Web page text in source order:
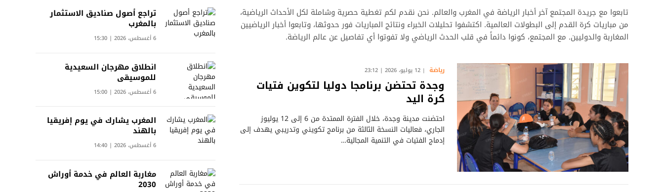
تابعوا مع جريدة المجتمع آخر أخبار الرياضة في المغرب والعالم. نحن نقدم لكم تغطية حصرية وشاملة لكل الأحداث الرياضية،
من مباريات كرة القدم إلى البطولات العالمية. اكتشفوا تحليلات الخبراء ونتائج المباريات فور حدوثها، وتابعوا أخبار الرياضيين
المغاربة والدوليين. مع المجتمع، كونوا دائماً في قلب الحدث الرياضي ولا تفوتوا أي تفاصيل عن عالم الرياضة.
رياضة 12 يوليو، 2026 | 23:12
وجدة تحتضن برنامجا دوليا لتكوين فتيات
كرة اليد
احتضنت مدينة وجدة، خلال الفترة الممتدة من 6 إلى 12 يوليوز
الجاري، فعاليات النسخة الثالثة من برنامج تكويني وتدريبي يهدف إلى
إدماج الفتيات في التنمية المجالية…
تراجع أصول صناديق الاستثمار
بالمغرب
6 أغسطس، 2026 | 15:30
انطلاق مهرجان السعيدية
للموسيقى
6 أغسطس، 2026 | 15:00
المغرب يشارك في يوم إفريقيا
بالهند
6 أغسطس، 2026 | 14:40
مغاربة العالم في خدمة أوراش
2030